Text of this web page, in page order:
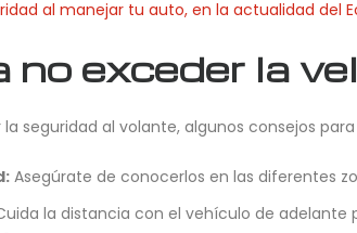
al manejar tu auto, en la actualidad del
no exceder la
seguridad al volante, algunos consejos
Asegúrate de conocerlos en las diferentes
la distancia con el vehículo de adelante